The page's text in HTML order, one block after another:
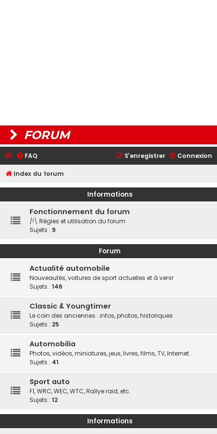
FORUM
FAQ Connexion
S’enregistrer
Index du forum
Informations
Fonctionnement du forum
/!\ Règles et utilisation du forum
Sujets : 9
Forum
Actualité automobile
Nouveautés, voitures de sport actuelles et à venir
Sujets : 146
Classic & Youngtimer
Le coin des anciennes : infos, photos, historiques
Sujets : 25
Automobilia
Photos, vidéos, miniatures, jeux, livres, films, TV, Internet...
Sujets : 41
Sport auto
F1, WRC, WEC, WTC, Rallye raid, etc.
Sujets : 12
Informations